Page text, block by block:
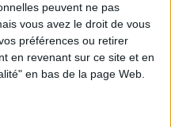
peuvent ne pas
vous avez le droit de vous
préférences ou retirer
en revenant sur ce site et en
en bas de la page Web.